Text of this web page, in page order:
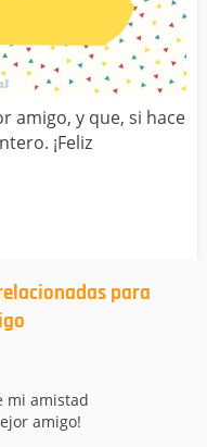
amigo, y que, si hace
¡Feliz
para
mi amistad
amigo!